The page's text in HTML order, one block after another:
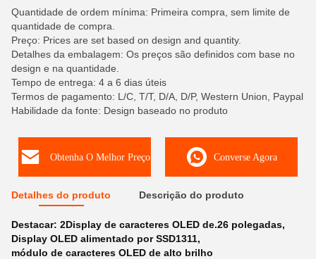
Quantidade de ordem mínima: Primeira compra, sem limite de
quantidade de compra.
Preço: Prices are set based on design and quantity.
Detalhes da embalagem: Os preços são definidos com base no
design e na quantidade.
Tempo de entrega: 4 a 6 dias úteis
Termos de pagamento: L/C, T/T, D/A, D/P, Western Union, Paypal
Habilidade da fonte: Design baseado no produto
Obtenha O Melhor Preço Converse Agora
Detalhes do produto Descrição do produto
Destacar: 2Display de caracteres OLED de.26 polegadas,
Display OLED alimentado por SSD1311,
módulo de caracteres OLED de alto brilho